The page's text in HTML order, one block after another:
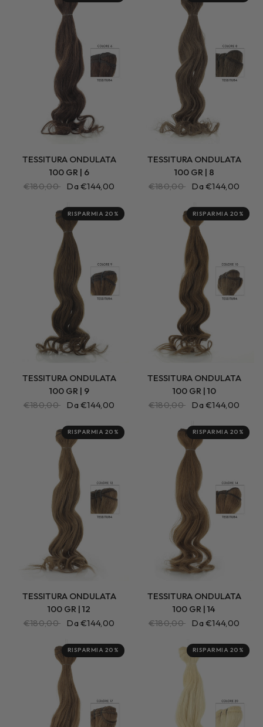
TESSITURA ONDULATA
100 GR | 6
€180,00 Da €144,00
TESSITURA ONDULATA
100 GR | 8
€180,00 Da €144,00
RISPARMIA 20%
TESSITURA ONDULATA
100 GR | 9
€180,00 Da €144,00
RISPARMIA 20%
TESSITURA ONDULATA
100 GR | 10
€180,00 Da €144,00
RISPARMIA 20%
TESSITURA ONDULATA
100 GR | 12
€180,00 Da €144,00
RISPARMIA 20%
TESSITURA ONDULATA
100 GR | 14
€180,00 Da €144,00
RISPARMIA 20% RISPARMIA 20%